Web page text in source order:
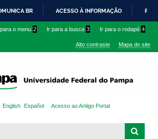
conteúdo
IR
O
BR ACESSO À INFORMAÇÃO
o menu 2 Ir para a busca 3 Ir para o rodapé 4
Alto contraste Mapa do site
English Español Acesso ao Antigo Portal